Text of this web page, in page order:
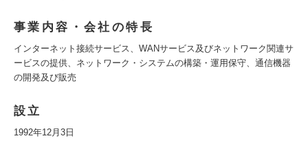
事業内容・会社の特長
インターネット接続サービス、WANサービス及びネットワーク関連サ
ービスの提供、ネットワーク・システムの構築・運用保守、通信機器
の開発及び販売
設立
1992年12月3日